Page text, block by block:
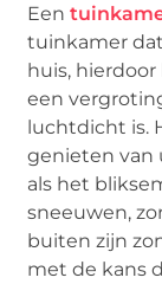
Een
tuinkamer
huis,
een
luchtdicht is.
genieten van
als het
sneeuwen,
buiten zijn
met de kans